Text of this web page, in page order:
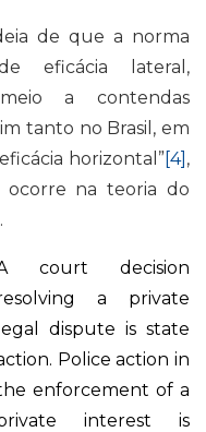
de que a norma
eficácia lateral,
a contendas
tanto no Brasil, em
horizontal” [4] ,
ocorre na teoria do
court decision
a private
legal dispute is state
Police action in
enforcement of a
interest is